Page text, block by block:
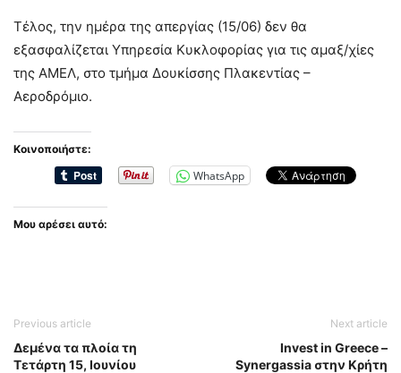
Τέλος, την ημέρα της απεργίας (15/06) δεν θα
εξασφαλίζεται Υπηρεσία Κυκλοφορίας για τις αμαξ/χίες
της ΑΜΕΛ, στο τμήμα Δουκίσσης Πλακεντίας –
Αεροδρόμιο.
Κοινοποιήστε:
WhatsApp
Μου αρέσει αυτό:
Previous article
Δεμένα τα πλοία τη
Τετάρτη 15, Ιουνίου
Next article
Ιnvest in Greece –
Synergassia στην Κρήτη